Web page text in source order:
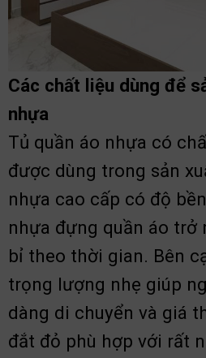
Các chất liệu dùng để
nhựa
Tủ quần áo nhựa có
được dùng trong sản
nhựa cao cấp có độ
nhựa đựng quần áo trở
bỉ theo thời gian. Bên
trọng lượng nhẹ giúp
dàng di chuyển và giá
đắt đỏ phù hợp với rất